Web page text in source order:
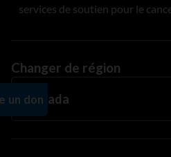
services de soutien pour le
Changer de région